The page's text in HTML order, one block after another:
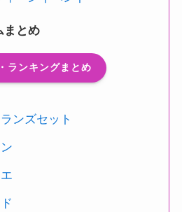
まとめ
ランキングまとめ
ンズセット